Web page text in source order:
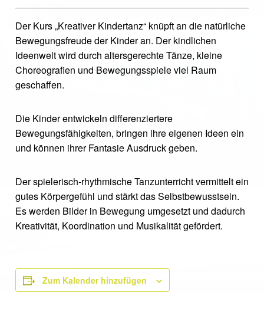
Der Kurs „Kreativer Kindertanz“ knüpft an die natürliche
Bewegungsfreude der Kinder an. Der kindlichen
Ideenwelt wird durch altersgerechte Tänze, kleine
Choreografien und Bewegungsspiele viel Raum
geschaffen.
Die Kinder entwickeln differenziertere
Bewegungsfähigkeiten, bringen ihre eigenen Ideen ein
und können ihrer Fantasie Ausdruck geben.
Der spielerisch-rhythmische Tanzunterricht vermittelt ein
gutes Körpergefühl und stärkt das Selbstbewusstsein.
Es werden Bilder in Bewegung umgesetzt und dadurch
Kreativität, Koordination und Musikalität gefördert.
Zum Kalender hinzufügen